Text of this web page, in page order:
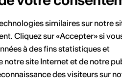
similaires sur notre
Cliquez sur «Accepter» si
à des fins statistiques et
notre site Internet et de notre
des visiteurs sur